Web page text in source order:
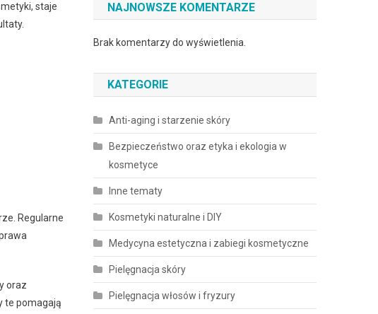
staje
Regularne
oraz
te pomagają
NAJNOWSZE KOMENTARZE
Brak komentarzy do wyświetlenia.
KATEGORIE
Anti-aging i starzenie skóry
Bezpieczeństwo oraz etyka i ekologia w
kosmetyce
Inne tematy
Kosmetyki naturalne i DIY
Medycyna estetyczna i zabiegi kosmetyczne
Pielęgnacja skóry
Pielęgnacja włosów i fryzury